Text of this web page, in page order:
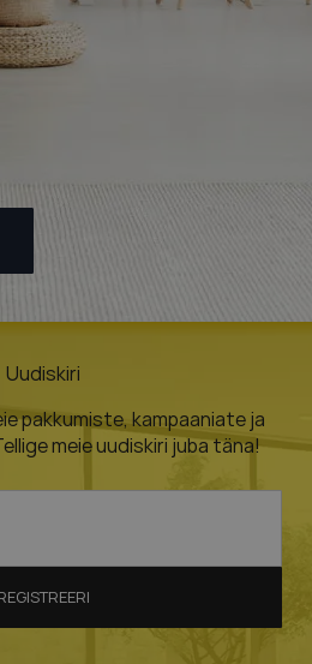
Uudiskiri
pakkumiste, kampaaniate ja
meie uudiskiri juba täna!